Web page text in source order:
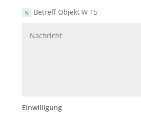
Betreff Objekt W 15
Einwilligung